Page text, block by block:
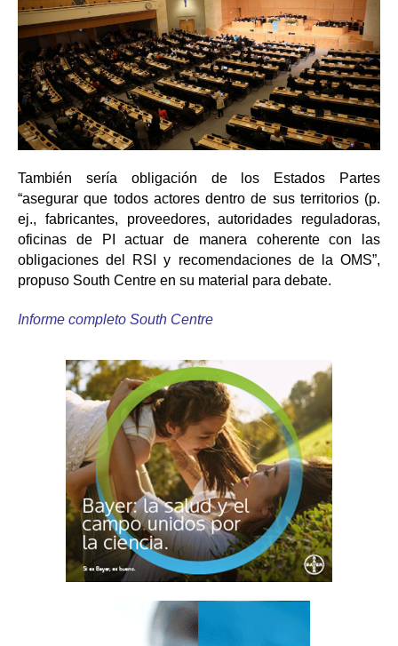
También sería obligación de los Estados Partes
“asegurar que todos actores dentro de sus territorios (p.
ej., fabricantes, proveedores, autoridades reguladoras,
oficinas de PI actuar de manera coherente con las
obligaciones del RSI y recomendaciones de la OMS”,
propuso South Centre en su material para debate.
Informe completo South Centre